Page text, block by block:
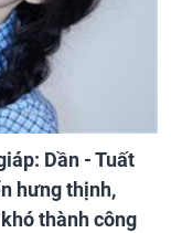
Dần - Tuất
hưng thịnh,
thành công